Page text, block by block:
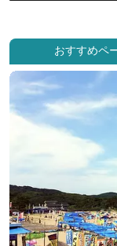
おすすめペ